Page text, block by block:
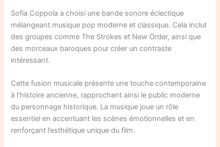
Sofia Coppola a choisi une bande sonore éclectique
mélangeant musique pop moderne et classique. Cela inclut
des groupes comme The Strokes et New Order, ainsi que
des morceaux baroques pour créer un contraste
intéressant.
Cette fusion musicale présente une touche contemporaine
à l’histoire ancienne, rapprochant ainsi le public moderne
du personnage historique. La musique joue un rôle
essentiel en accentuant les scènes émotionnelles et en
renforçant l’esthétique unique du film.